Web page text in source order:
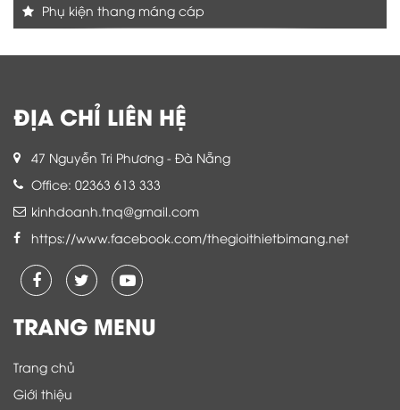
Phụ kiện thang máng cáp
ĐỊA CHỈ LIÊN HỆ
47 Nguyễn Tri Phương - Đà Nẵng
Office: 02363 613 333
kinhdoanh.tnq@gmail.com
https://www.facebook.com/thegioithietbimang.net
TRANG MENU
Trang chủ
Giới thiệu